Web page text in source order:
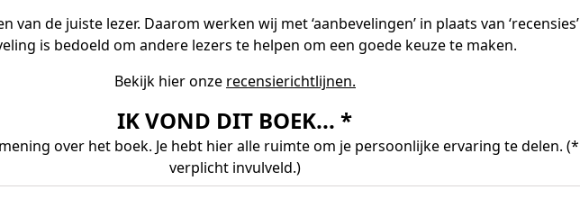
de juiste lezer. Daarom werken wij met ‘aanbevelingen’ in plaats van
is bedoeld om andere lezers te helpen om een goede keuze te maken.
Bekijk hier onze recensierichtlijnen.
IK VOND DIT BOEK... *
over het boek. Je hebt hier alle ruimte om je persoonlijke ervaring te delen.
verplicht invulveld.)